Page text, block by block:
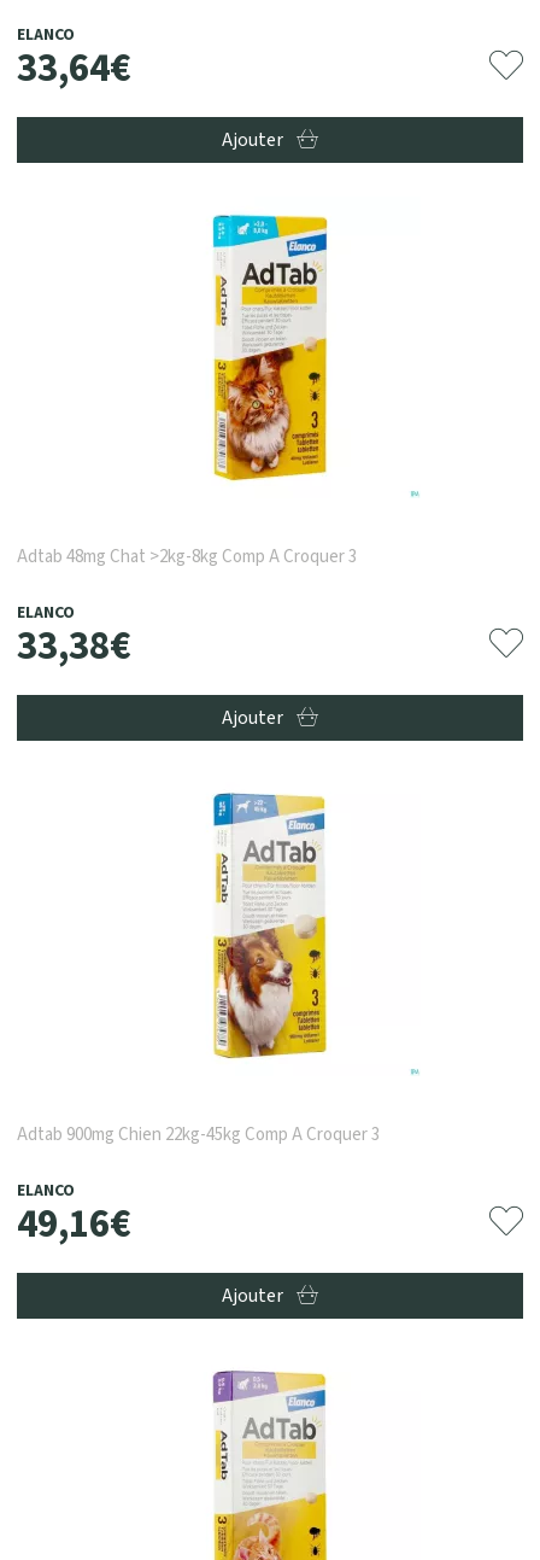
ELANCO
33,64€
Ajouter
Adtab 48mg Chat >2kg-8kg Comp A Croquer 3
ELANCO
33,38€
Ajouter
Adtab 900mg Chien 22kg-45kg Comp A Croquer 3
ELANCO
49,16€
Ajouter